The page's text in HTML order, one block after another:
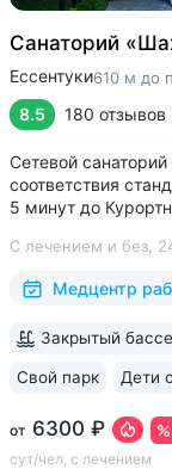
Санаторий
Ессентуки610 м до
8.5 180 отзывов
Сетевой
соответствия
5 минут до
водой Ессентуки
«Центральный» —
С лечением и без,
Медцентр
от 6300 ₽
сут/чел, с лечением
Закрытый
Свой парк Дети